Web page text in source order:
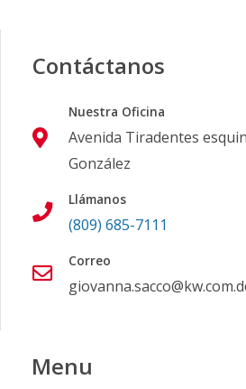
Contáctanos
Nuestra Oficina
Avenida Tiradentes
González
Llámanos
(809) 685-7111
Correo
Menu